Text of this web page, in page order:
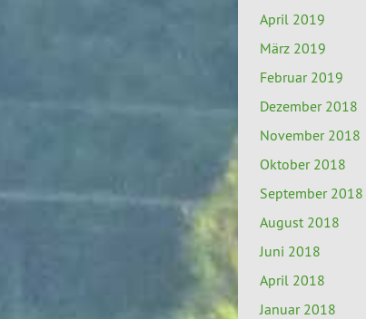
April 2019
März 2019
Februar 2019
Dezember 2018
November 2018
Oktober 2018
September 2018
August 2018
Juni 2018
April 2018
Januar 2018